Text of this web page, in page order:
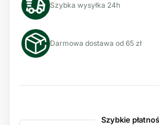
Szybka wysyłka 24h
Darmowa dostawa od 65 zł
Szybkie